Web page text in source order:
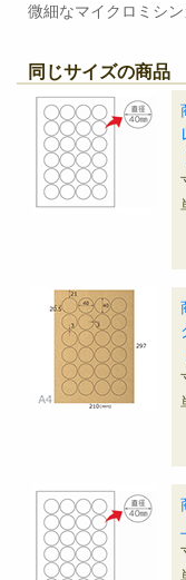
微細なマイクロミシ
同じサイズの商品